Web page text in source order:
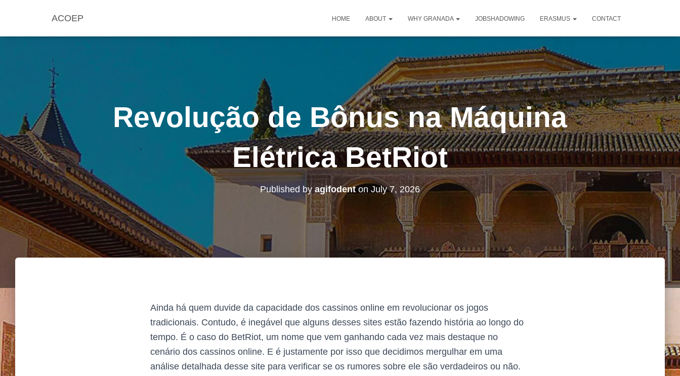
ACOEP HOME ABOUT WHY GRANADA JOBSHADOWING ERASMUS CONTACT
Revolução de Bônus na Máquina
Elétrica BetRiot
Published by agifodenton July 7, 2026
Ainda há quem duvide da capacidade dos cassinos online em revolucionar os jogos
tradicionais. Contudo, é inegável que alguns desses sites estão fazendo história ao longo do
tempo. É o caso do BetRiot, um nome que vem ganhando cada vez mais destaque no
cenário dos cassinos online. E é justamente por isso que decidimos mergulhar em uma
análise detalhada desse site para verificar se os rumores sobre ele são verdadeiros ou não.